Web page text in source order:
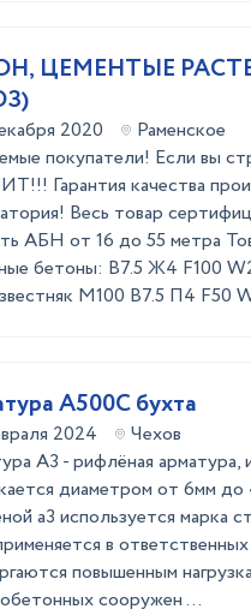
ЦЕМЕНТЫЕ
2020
Раменское
покупатели! Если вы
Гарантия качества
Весь товар
АБН от 16 до 55 метра
бетоны: B7.5 Ж4 F100
М100 B7.5 П4 F50
А500С бухта
2024
Чехов
А3 - рифлёная арматура,
диаметром от 6мм
а3 используется марка
в
повышенным
сооружен ...